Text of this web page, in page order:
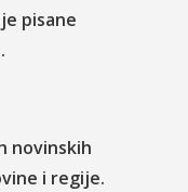
pisane
novinskih
i regije.